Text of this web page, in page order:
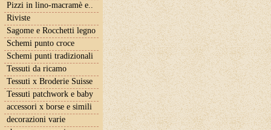
Pizzi in lino-macramè e..
Riviste
Sagome e Rocchetti legno
Schemi punto croce
Schemi punti tradizionali
Tessuti da ricamo
Tessuti x Broderie Suisse
Tessuti patchwork e baby
accessori x borse e simili
decorazioni varie